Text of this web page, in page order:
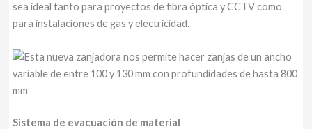
sea ideal tanto para proyectos de fibra óptica y CCTV como
para instalaciones de gas y electricidad.
Sistema de evacuación de material